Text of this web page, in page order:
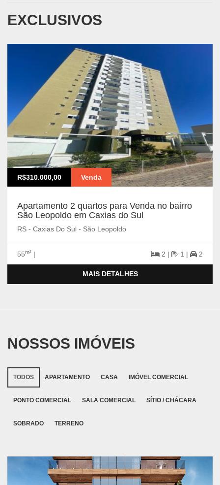
EXCLUSIVOS
R$310.000,00 Venda
Apartamento 2 quartos para Venda no bairro
São Leopoldo em Caxias do Sul
RS - Caxias Do Sul - São Leopoldo
55m² | 2 | 1 | 2
MAIS DETALHES
NOSSOS IMÓVEIS
TODOS APARTAMENTO CASA IMÓVEL COMERCIAL
PONTO COMERCIAL SALA COMERCIAL SÍTIO / CHÁCARA
SOBRADO TERRENO